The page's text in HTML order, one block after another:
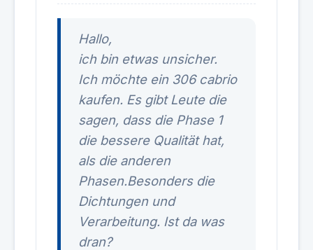
Hallo,
ich bin etwas unsicher.
Ich möchte ein 306 cabrio
kaufen. Es gibt Leute die
sagen, dass die Phase 1
die bessere Qualität hat,
als die anderen
Phasen.Besonders die
Dichtungen und
Verarbeitung. Ist da was
dran?